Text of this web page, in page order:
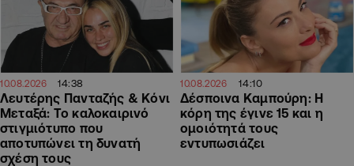
10.08.2026 14:38
Λευτέρης Πανταζής & Κόνι
Μεταξά: Το καλοκαιρινό
στιγμιότυπο που
αποτυπώνει τη δυνατή
σχέση τους
10.08.2026 14:10
Δέσποινα Καμπούρη: Η
κόρη της έγινε 15 και η
ομοιότητά τους
εντυπωσιάζει